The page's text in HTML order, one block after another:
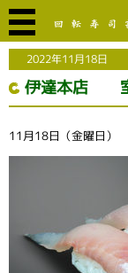
2022年11月18日
伊達本店
11月18日（金曜日